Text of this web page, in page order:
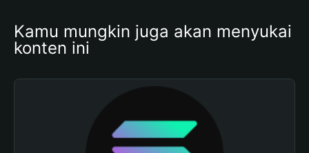
Kamu mungkin juga akan menyukai
konten ini